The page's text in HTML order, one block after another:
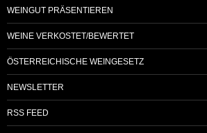
WEINGUT PRÄSENTIEREN
WEINE VERKOSTET/BEWERTET
ÖSTERREICHISCHE WEINGESETZ
NEWSLETTER
RSS FEED